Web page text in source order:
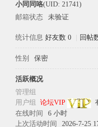
小同同咯(UID: 21741)
邮箱状态
未验证
统计信息 好友数 0 回帖
性别 保密
活跃概况
管理组
用户组 论坛VIP
在线时间
6 小时
上次活动时间
2026-7-25